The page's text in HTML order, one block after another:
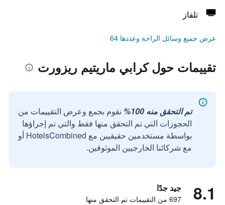
تلفاز
عرض جميع وسائل الراحة وعددها 64
تقييمات حول كرابي ماريتيم ريزورت
تم التحقق منه 100%
نقوم بجمع وعرض التقييمات من
الحجوزات التي تم التحقق منها فقط والتي تم إجراؤها
بواسطة مستخدمين حقيقيين مع HotelsCombined أو
مع شركائنا الخارجيين الموثوقين.
8.1 جيد جدًا
697 من التقييمات تم التحقق منها